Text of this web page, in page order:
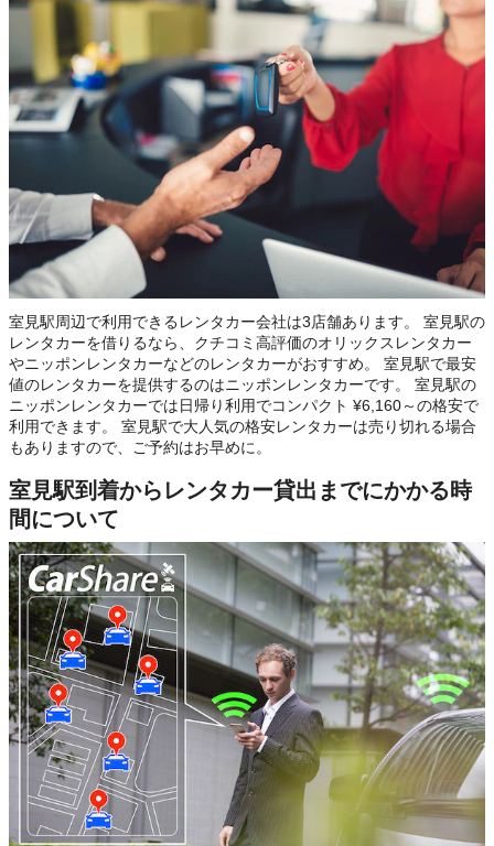
室見駅周辺で利用できるレンタカー会社は3店舗あります。 室見駅の
レンタカーを借りるなら、クチコミ高評価のオリックスレンタカー
やニッポンレンタカーなどのレンタカーがおすすめ。 室見駅で最安
値のレンタカーを提供するのはニッポンレンタカーです。 室見駅の
ニッポンレンタカーでは日帰り利用でコンパクト ¥6,160～の格安で
利用できます。 室見駅で大人気の格安レンタカーは売り切れる場合
もありますので、ご予約はお早めに。
室見駅到着からレンタカー貸出までにかかる時
間について